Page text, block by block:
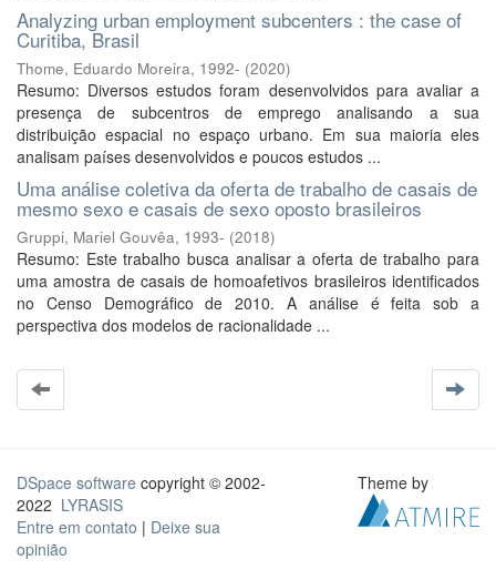
Analyzing urban employment subcenters : the case of
Curitiba, Brasil
Thome, Eduardo Moreira, 1992- (2020)
Resumo: Diversos estudos foram desenvolvidos para avaliar a
presença de subcentros de emprego analisando a sua
distribuição espacial no espaço urbano. Em sua maioria eles
analisam países desenvolvidos e poucos estudos ...
Uma análise coletiva da oferta de trabalho de casais de
mesmo sexo e casais de sexo oposto brasileiros
Gruppi, Mariel Gouvêa, 1993- (2018)
Resumo: Este trabalho busca analisar a oferta de trabalho para
uma amostra de casais de homoafetivos brasileiros identificados
no Censo Demográfico de 2010. A análise é feita sob a
perspectiva dos modelos de racionalidade ...
DSpace software copyright © 2002-
2022 LYRASIS
Entre em contato | Deixe sua
opinião
Theme by